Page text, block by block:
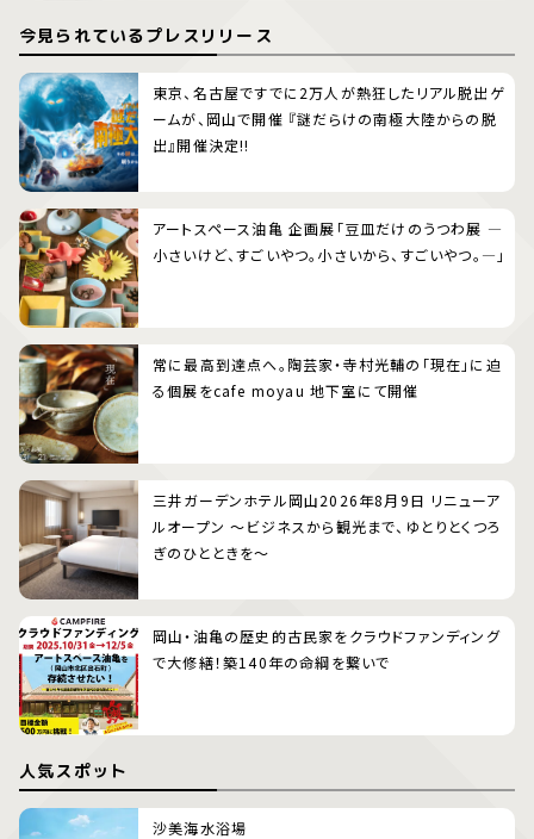
今見られているプレスリリース
東京、名古屋ですでに2万人が熱狂したリアル脱出ゲ
ームが、岡山で開催 『謎だらけの南極大陸からの脱
出』開催決定!!
アートスペース油亀 企画展「豆皿だけのうつわ展 ―
小さいけど、すごいやつ。小さいから、すごいやつ。―」
常に最高到達点へ。陶芸家・寺村光輔の「現在」に迫
る個展をcafe moyau 地下室にて開催
三井ガーデンホテル岡山2026年8月9日 リニューア
ルオープン 〜ビジネスから観光まで、ゆとりとくつろ
ぎのひとときを〜
岡山・油亀の歴史的古民家をクラウドファンディング
で大修繕！築140年の命綱を繋いで
人気スポット
沙美海水浴場